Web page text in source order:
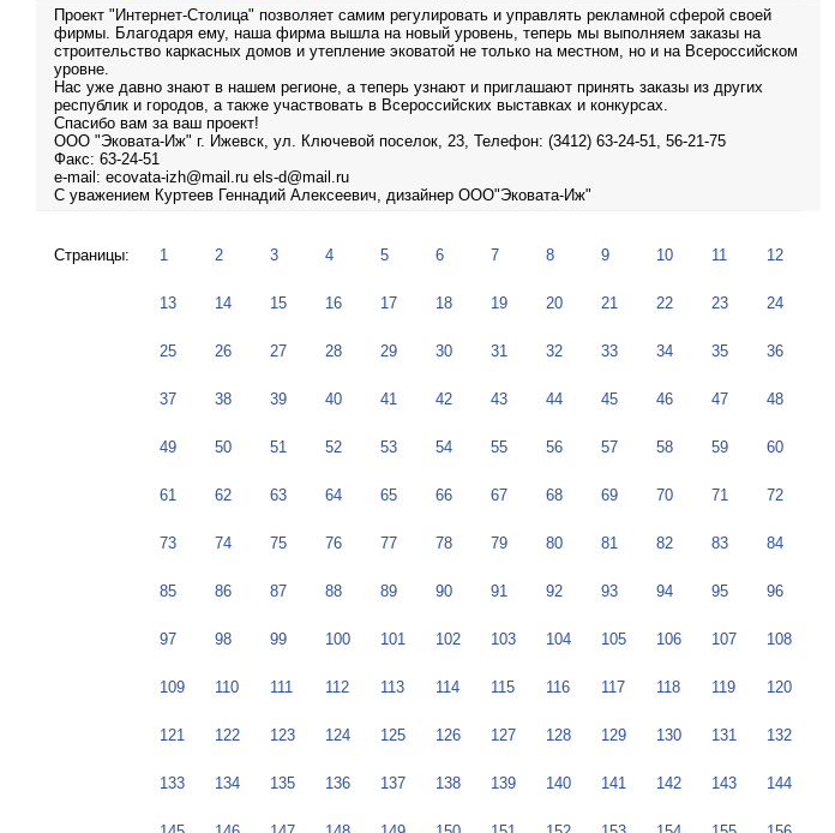
Проект "Интернет-Столица" позволяет самим регулировать и управлять рекламной сферой своей
фирмы. Благодаря ему, наша фирма вышла на новый уровень, теперь мы выполняем заказы на
строительство каркасных домов и утепление эковатой не только на местном, но и на Всероссийском
уровне.
Нас уже давно знают в нашем регионе, а теперь узнают и приглашают принять заказы из других
республик и городов, а также участвовать в Всероссийских выставках и конкурсах.
Спасибо вам за ваш проект!
ООО "Эковата-Иж" г. Ижевск, ул. Ключевой поселок, 23, Телефон: (3412) 63-24-51, 56-21-75
Факс: 63-24-51
e-mail: ecovata-izh@mail.ru els-d@mail.ru
С уважением Куртеев Геннадий Алексеевич, дизайнер ООО"Эковата-Иж"
Страницы: 1 2 3 4 5 6 7 8 9 10 11 12
13 14 15 16 17 18 19 20 21 22 23 24
25 26 27 28 29 30 31 32 33 34 35 36
37 38 39 40 41 42 43 44 45 46 47 48
49 50 51 52 53 54 55 56 57 58 59 60
61 62 63 64 65 66 67 68 69 70 71 72
73 74 75 76 77 78 79 80 81 82 83 84
85 86 87 88 89 90 91 92 93 94 95 96
97 98 99 100 101 102 103 104 105 106 107 108
109 110 111 112 113 114 115 116 117 118 119 120
121 122 123 124 125 126 127 128 129 130 131 132
133 134 135 136 137 138 139 140 141 142 143 144